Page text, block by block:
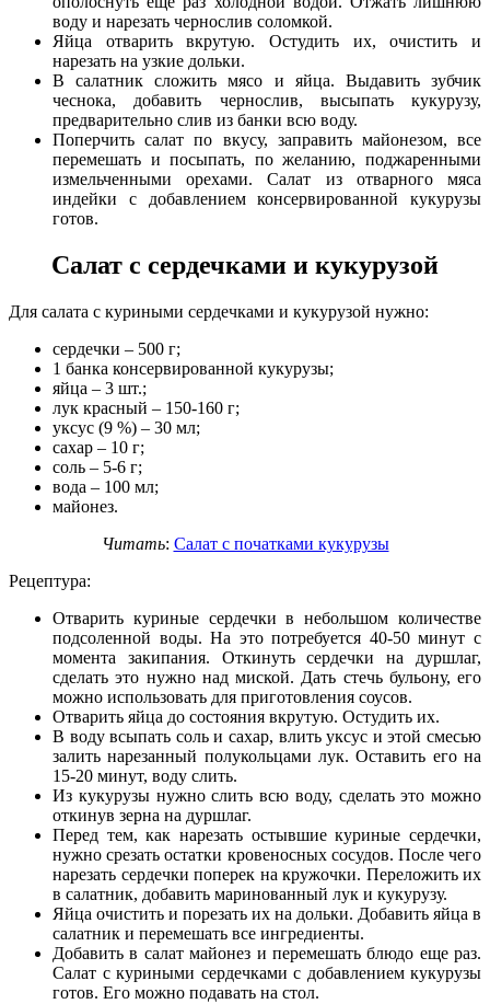
воду и нарезать чернослив соломкой.
Яйца отварить вкрутую. Остудить их, очистить и
нарезать на узкие дольки.
В салатник сложить мясо и яйца. Выдавить зубчик
чеснока, добавить чернослив, высыпать кукурузу,
предварительно слив из банки всю воду.
Поперчить салат по вкусу, заправить майонезом, все
перемешать и посыпать, по желанию, поджаренными
измельченными орехами. Салат из отварного мяса
индейки с добавлением консервированной кукурузы
готов.
Салат с сердечками и кукурузой
Для салата с куриными сердечками и кукурузой нужно:
сердечки – 500 г;
1 банка консервированной кукурузы;
яйца – 3 шт.;
лук красный – 150-160 г;
уксус (9 %) – 30 мл;
сахар – 10 г;
соль – 5-6 г;
вода – 100 мл;
майонез.
Читать: Салат с початками кукурузы
Рецептура:
Отварить куриные сердечки в небольшом количестве
подсоленной воды. На это потребуется 40-50 минут с
момента закипания. Откинуть сердечки на дуршлаг,
сделать это нужно над миской. Дать стечь бульону, его
можно использовать для приготовления соусов.
Отварить яйца до состояния вкрутую. Остудить их.
В воду всыпать соль и сахар, влить уксус и этой смесью
залить нарезанный полукольцами лук. Оставить его на
15-20 минут, воду слить.
Из кукурузы нужно слить всю воду, сделать это можно
откинув зерна на дуршлаг.
Перед тем, как нарезать остывшие куриные сердечки,
нужно срезать остатки кровеносных сосудов. После чего
нарезать сердечки поперек на кружочки. Переложить их
в салатник, добавить маринованный лук и кукурузу.
Яйца очистить и порезать их на дольки. Добавить яйца в
салатник и перемешать все ингредиенты.
Добавить в салат майонез и перемешать блюдо еще раз.
Салат с куриными сердечками с добавлением кукурузы
готов. Его можно подавать на стол.